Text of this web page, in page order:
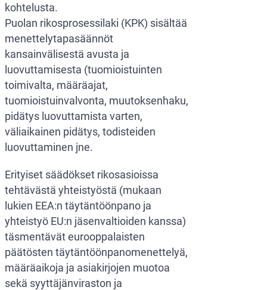
kohtelusta.
Puolan rikosprosessilaki (KPK) sisältää
menettelytapasäännöt
kansainvälisestä avusta ja
luovuttamisesta (tuomioistuinten
toimivalta, määräajat,
tuomioistuinvalvonta, muutoksenhaku,
pidätys luovuttamista varten,
väliaikainen pidätys, todisteiden
luovuttaminen jne.
Erityiset säädökset rikosasioissa
tehtävästä yhteistyöstä (mukaan
lukien EEA:n täytäntöönpano ja
yhteistyö EU:n jäsenvaltioiden kanssa)
täsmentävät eurooppalaisten
päätösten täytäntöönpanomenettelyä,
määräaikoja ja asiakirjojen muotoa
sekä syyttäjänviraston ja